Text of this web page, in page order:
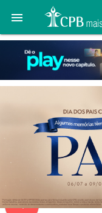

navigate_before